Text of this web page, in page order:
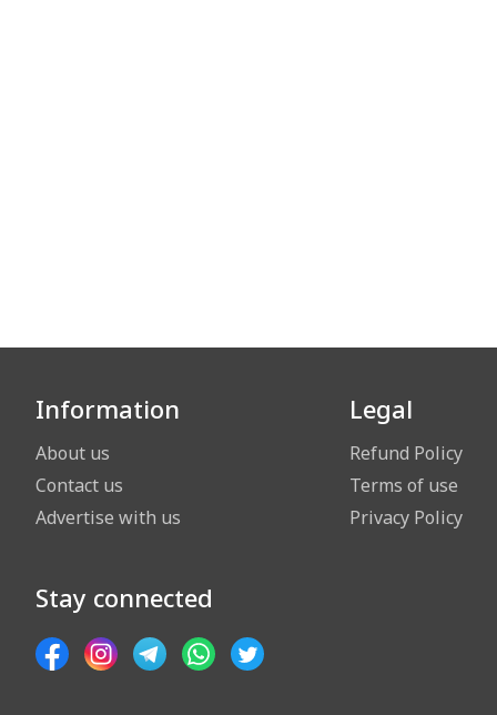
Information
About us
Contact us
Advertise with us
Legal
Refund Policy
Terms of use
Privacy Policy
Stay connected